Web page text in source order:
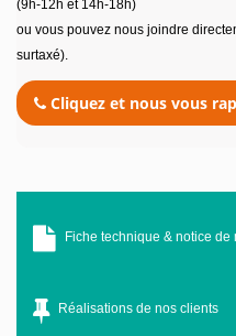
(9h-12h et 14h-18h)
ou vous pouvez nous joindre
surtaxé).
Cliquez et nous vous
Fiche technique & notice de
Réalisations de nos clients